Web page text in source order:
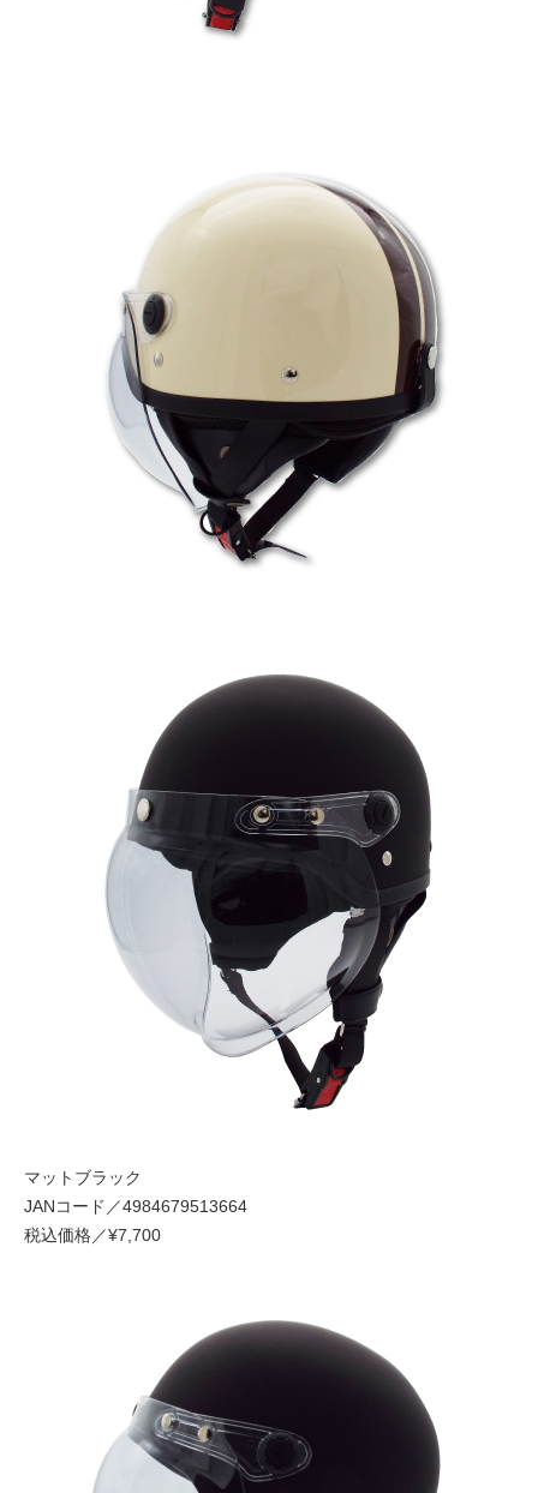
マットブラック
JANコード／4984679513664
税込価格／¥7,700